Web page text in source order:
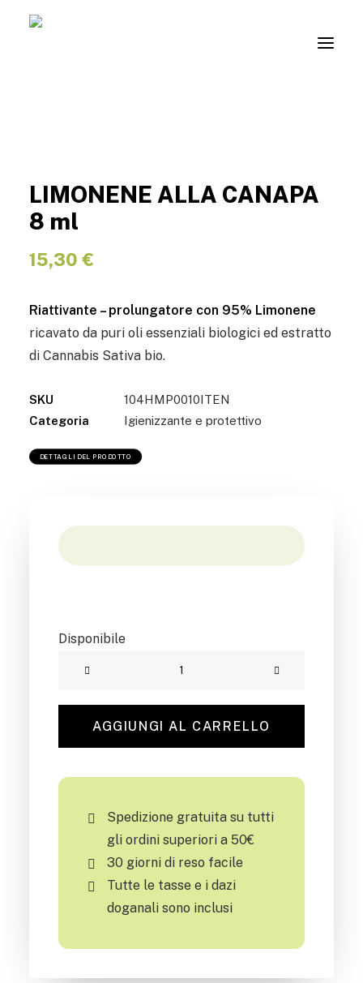
LIMONENE ALLA CANAPA
8 ml
15,30 €
Riattivante – prolungatore con 95% Limonene
ricavato da puri oli essenziali biologici ed estratto
di Cannabis Sativa bio.
SKU
104HMP0010ITEN
Categoria
Igienizzante e protettivo
DETTAGLI DEL PRODOTTO
Disponibile
CANAPA
ml
quantità
AGGIUNGI AL CARRELLO
Spedizione gratuita su tutti
gli ordini superiori a 50€
30 giorni di reso facile
Tutte le tasse e i dazi
doganali sono inclusi